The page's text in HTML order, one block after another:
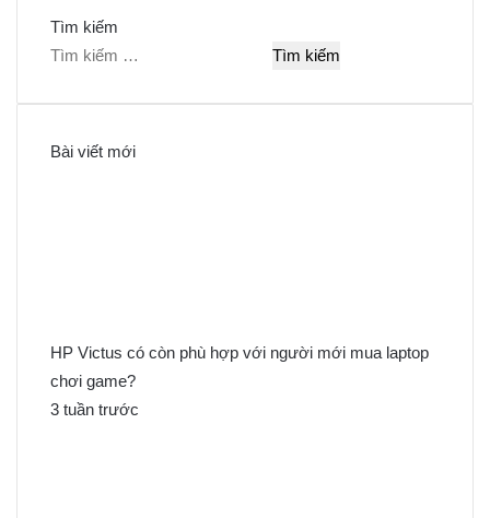
Tìm kiếm
T
Bài viết mới
HP Victus có còn phù hợp với người mới mua laptop
chơi game?
3 tuần trước